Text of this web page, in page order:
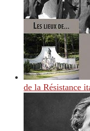
de la Résistance